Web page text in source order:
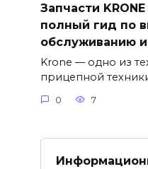
Запчасти
полный гид по
обслуживанию
Krone — одно из
прицепной
0 7